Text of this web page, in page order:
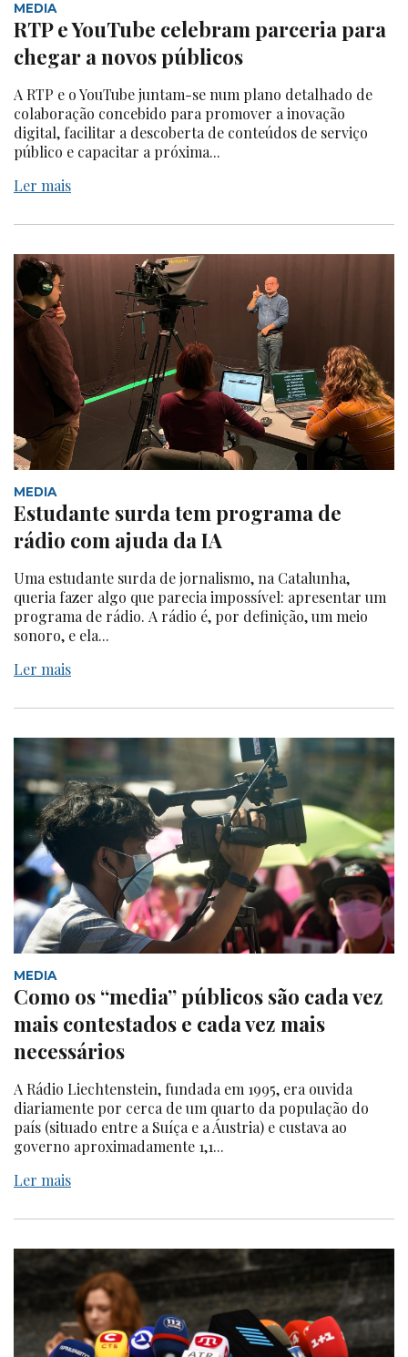
MEDIA
RTP e YouTube celebram parceria para
chegar a novos públicos
A RTP e o YouTube juntam-se num plano detalhado de
colaboração concebido para promover a inovação
digital, facilitar a descoberta de conteúdos de serviço
público e capacitar a próxima...
Ler mais
MEDIA
Estudante surda tem programa de
rádio com ajuda da IA
Uma estudante surda de jornalismo, na Catalunha,
queria fazer algo que parecia impossível: apresentar um
programa de rádio. A rádio é, por definição, um meio
sonoro, e ela...
Ler mais
MEDIA
Como os “media” públicos são cada vez
mais contestados e cada vez mais
necessários
A Rádio Liechtenstein, fundada em 1995, era ouvida
diariamente por cerca de um quarto da população do
país (situado entre a Suíça e a Áustria) e custava ao
governo aproximadamente 1,1...
Ler mais